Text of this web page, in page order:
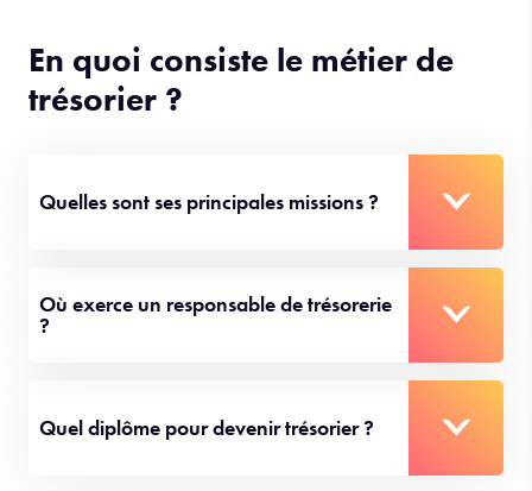
En quoi consiste le métier de
trésorier ?
Quelles sont ses principales missions ?
Où exerce un responsable de trésorerie
?
Quel diplôme pour devenir trésorier ?